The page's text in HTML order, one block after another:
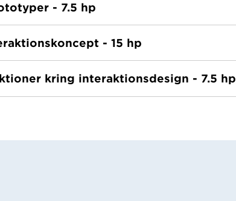
- 7.5 hp
- 15 hp
kring interaktionsdesign - 7.5 hp